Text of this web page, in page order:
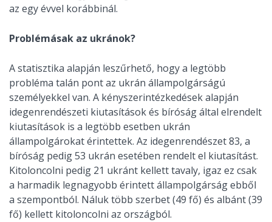
az egy évvel korábbinál.
Problémásak az ukránok?
A statisztika alapján leszűrhető, hogy a legtöbb
probléma talán pont az ukrán állampolgárságú
személyekkel van. A kényszerintézkedések alapján
idegenrendészeti kiutasítások és bíróság által elrendelt
kiutasítások is a legtöbb esetben ukrán
állampolgárokat érintettek. Az idegenrendészet 83, a
bíróság pedig 53 ukrán esetében rendelt el kiutasítást.
Kitoloncolni pedig 21 ukránt kellett tavaly, igaz ez csak
a harmadik legnagyobb érintett állampolgárság ebből
a szempontból. Náluk több szerbet (49 fő) és albánt (39
fő) kellett kitoloncolni az országból.